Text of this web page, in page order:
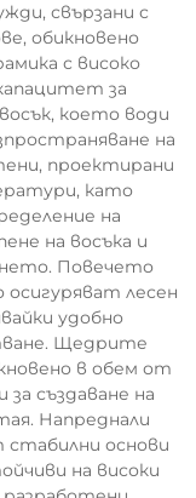
свързани с
обикновено
с високо
за
което води
на
проектирани
като
на
на восъка и
Повечето
лесен
удобно
Щедрите
в обем от
за създаване на
Напреднали
стабилни основи
на високи